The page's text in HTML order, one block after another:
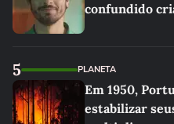
confundido
5 PLANETA
Em 1950,
estabilizar